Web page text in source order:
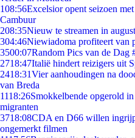
108:56Excelsior opent seizoen
Cambuur
208:35Nieuw te streamen in
304:46Niewiadoma profiteert van
3500:07Random Pics van de Dag
2718:47Italië hindert reizigers uit
2418:31Vier aanhoudingen na
van Breda
1118:26Smokkelbende opgerold
migranten
3718:08CDA en D66 willen
ongemerkt filmen